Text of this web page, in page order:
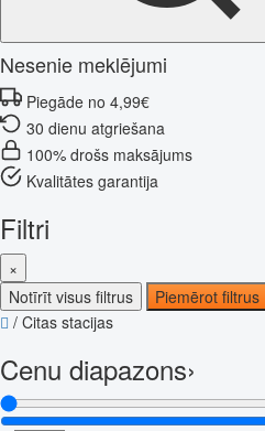
Nesenie meklējumi
Piegāde no 4,99€
30 dienu atgriešana
100% drošs maksājums
Kvalitātes garantija
Filtri
×
Notīrīt visus filtrus
Piemērot filtrus
/ Citas stacijas
Cenu diapazons›